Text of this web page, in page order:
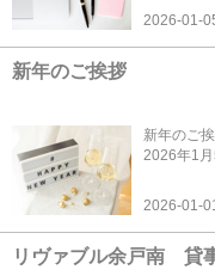
2026-01-
新年のご挨拶
新年のご
2026年1
2026-01-
リヴァブル余戸南 貸